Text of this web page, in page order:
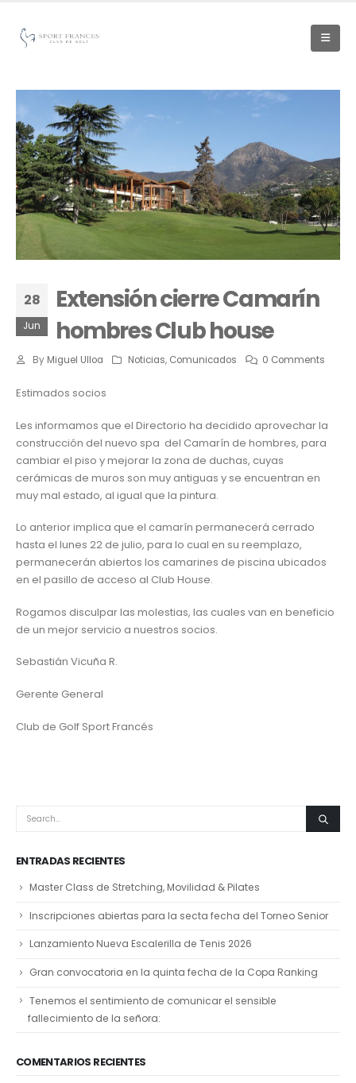
28
Jun
Extensión cierre Camarín
hombres Club house
By Miguel Ulloa Noticias, Comunicados 0 Comments
Estimados socios
Les informamos que el Directorio ha decidido aprovechar la
construcción del nuevo spa del Camarín de hombres, para
cambiar el piso y mejorar la zona de duchas, cuyas
cerámicas de muros son muy antiguas y se encuentran en
muy mal estado, al igual que la pintura.
Lo anterior implica que el camarín permanecerá cerrado
hasta el lunes 22 de julio, para lo cual en su reemplazo,
permanecerán abiertos los camarines de piscina ubicados
en el pasillo de acceso al Club House.
Rogamos disculpar las molestias, las cuales van en beneficio
de un mejor servicio a nuestros socios.
Sebastián Vicuña R.
Gerente General
Club de Golf Sport Francés
ENTRADAS RECIENTES
Master Class de Stretching, Movilidad & Pilates
Inscripciones abiertas para la secta fecha del Torneo Senior
Lanzamiento Nueva Escalerilla de Tenis 2026
Gran convocatoria en la quinta fecha de la Copa Ranking
Tenemos el sentimiento de comunicar el sensible
fallecimiento de la señora:
COMENTARIOS RECIENTES